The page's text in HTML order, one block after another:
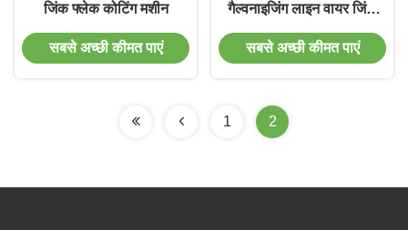
जिंक फ्लेक कोटिंग मशीन
सबसे अच्छी कीमत पाएं
गैल्वनाइजिंग लाइन वायर जिंक
कोटिंग मशीन
सबसे अच्छी कीमत पाएं
1 2